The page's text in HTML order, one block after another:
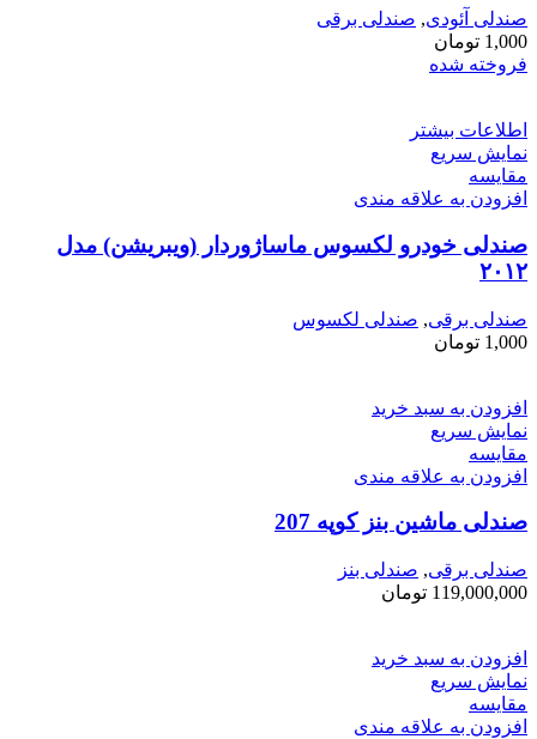
صندلی آئودی, صندلی برقی
1,000 تومان
فروخته شده
اطلاعات بیشتر
نمایش سریع
مقايسه
افزودن به علاقه مندی
صندلی خودرو لکسوس ماساژوردار (ویبریشن) مدل
۲۰۱۲
صندلی برقی, صندلی لکسوس
1,000 تومان
افزودن به سبد خرید
نمایش سریع
مقايسه
افزودن به علاقه مندی
صندلی ماشین بنز کوپه 207
صندلی برقی, صندلی بنز
119,000,000 تومان
افزودن به سبد خرید
نمایش سریع
مقايسه
افزودن به علاقه مندی